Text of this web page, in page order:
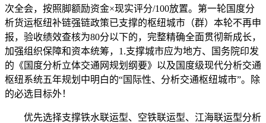
次全会，按照脚额励资金×现实评分/100放置。第一轮国度分
析货运枢纽补链强链政策已支撑的枢纽城市（群）本轮不再申
报，验收绩效查核为80分以下的，完整精确全面贯彻新成长，
加强组织保障和资本统筹，1.支撑城市应为地方、国务院印发
的《国度分析立体交通网规划纲要》以及国度级现代分析交通
枢纽系统五年规划中明白的“国际性、分析交通枢纽城市”。除
的必选目标外！
优先选择支撑铁水联运型、空铁联运型、江海联运型分析